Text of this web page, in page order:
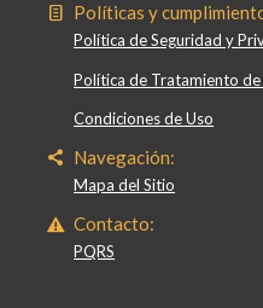
Políticas y
Política de Seguridad y
Política de Tratamiento
Condiciones de Uso
Navegación:
Mapa del Sitio
Contacto:
PQRS